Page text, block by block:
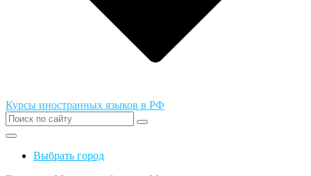
Курсы иностранных языков в РФ
Выбрать город